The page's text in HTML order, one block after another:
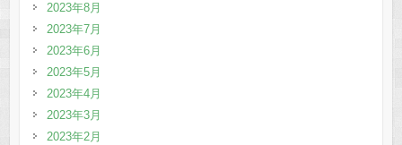
2023年8月
2023年7月
2023年6月
2023年5月
2023年4月
2023年3月
2023年2月